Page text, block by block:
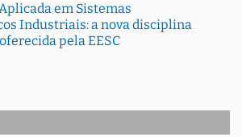
em Sistemas
Industriais: a nova disciplina
pela EESC